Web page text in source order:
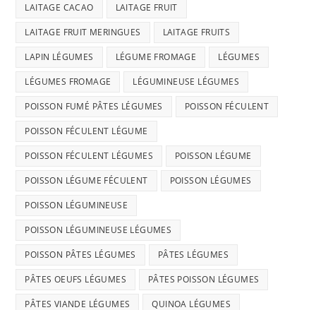
LAITAGE CACAO LAITAGE FRUIT
LAITAGE FRUIT MERINGUES LAITAGE FRUITS
LAPIN LÉGUMES LÉGUME FROMAGE LÉGUMES
LÉGUMES FROMAGE LÉGUMINEUSE LÉGUMES
POISSON FUMÉ PÂTES LÉGUMES POISSON FÉCULENT
POISSON FÉCULENT LÉGUME
POISSON FÉCULENT LÉGUMES POISSON LÉGUME
POISSON LÉGUME FÉCULENT POISSON LÉGUMES
POISSON LÉGUMINEUSE
POISSON LÉGUMINEUSE LÉGUMES
POISSON PÂTES LÉGUMES PÂTES LÉGUMES
PÂTES OEUFS LÉGUMES PÂTES POISSON LÉGUMES
PÂTES VIANDE LÉGUMES QUINOA LÉGUMES